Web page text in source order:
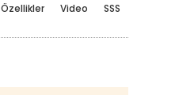
Özellikler Video SSS